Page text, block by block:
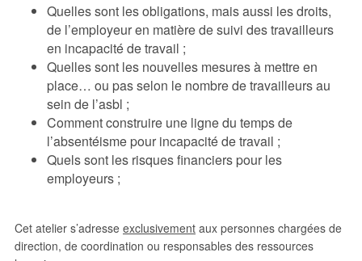
Quelles sont les obligations, mais aussi les droits,
de l’employeur en matière de suivi des travailleurs
en incapacité de travail ;
Quelles sont les nouvelles mesures à mettre en
place… ou pas selon le nombre de travailleurs au
sein de l’asbl ;
Comment construire une ligne du temps de
l’absentéisme pour incapacité de travail ;
Quels sont les risques financiers pour les
employeurs ;
Cet atelier s’adresse exclusivement aux personnes chargées de
direction, de coordination ou responsables des ressources